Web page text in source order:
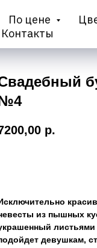
По цене
Контакты
р.
из пышных
листьями
девушкам,